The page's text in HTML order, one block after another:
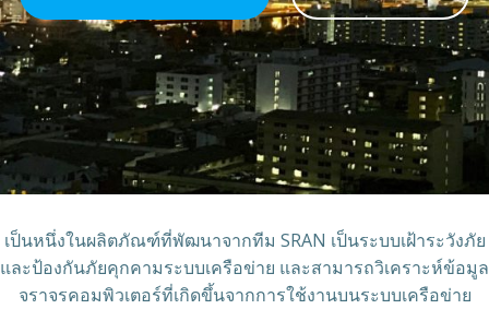
เป็นหนึ่งในผลิตภัณฑ์ที่พัฒนาจากทีม SRAN เป็นระบบเฝ้าระวังภัย
และป้องกันภัยคุกคามระบบเครือข่าย และสามารถวิเคราะห์ข้อมูล
จราจรคอมพิวเตอร์ที่เกิดขึ้นจากการใช้งานบนระบบเครือข่าย